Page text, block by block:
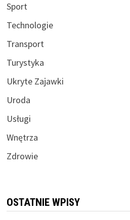
Sport
Technologie
Transport
Turystyka
Ukryte Zajawki
Uroda
Usługi
Wnętrza
Zdrowie
OSTATNIE WPISY